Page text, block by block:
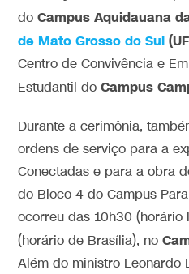
doCampus Aquidauana
de Mato Grosso do Sul
Centro de Convivência e
Estudantil doCampus
Durante a cerimônia,
ordens de serviço para a
Conectadas e para a obra
do Bloco 4 do Campus
ocorreu das 10h30 (horário
(horário de Brasília), no
Além do ministro Leonardo